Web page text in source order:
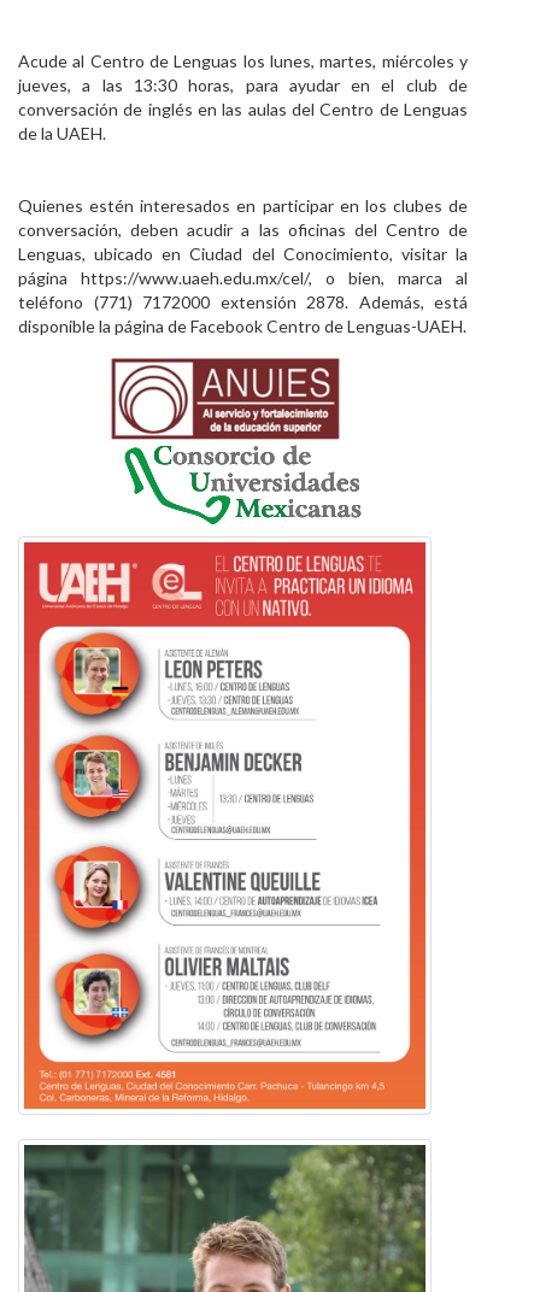
Acude al Centro de Lenguas los lunes, martes, miércoles y
jueves, a las 13:30 horas, para ayudar en el club de
conversación de inglés en las aulas del Centro de Lenguas
de la UAEH.
Quienes estén interesados en participar en los clubes de
conversación, deben acudir a las oficinas del Centro de
Lenguas, ubicado en Ciudad del Conocimiento, visitar la
página https://www.uaeh.edu.mx/cel/, o bien, marca al
teléfono (771) 7172000 extensión 2878. Además, está
disponible la página de Facebook Centro de Lenguas-UAEH.